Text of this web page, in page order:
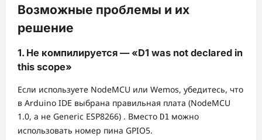
Возможные проблемы и их
решение
1. Не компилируется — «D1 was not declared in
this scope»
Если используете NodeMCU или Wemos, убедитесь, что
в Arduino IDE выбрана правильная плата (NodeMCU
1.0, а не Generic ESP8266) . Вместо D1 можно
использовать номер пина GPIO5.